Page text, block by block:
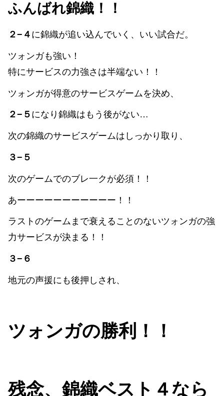
ふんばれ錦織！！
２−４ に錦織が追い込んでいく、いい試合だ。
ツォンガも強い！
特にサービスの力強さは半端ない！！
ツォンガが得意のサービスゲームを決め、
２−５ になり錦織はもう後がない…
次の錦織のサービスゲームはしっかり取り、
３−５
次のゲームでのブレ一クが必須！！
あーーーーーーーーーーー！！
ラストのゲームまで衰えることのないツォンガの強
力サービスが決まる！！
３−６
地元の声援にも後押しされ、
ツォンガの勝利！！
残念、錦織ベスト４なら